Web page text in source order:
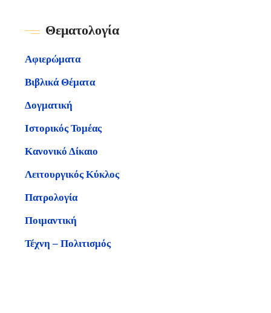
Θεματολογία
Αφιερώματα
Βιβλικά Θέματα
Δογματική
Ιστορικός Τομέας
Κανονικό Δίκαιο
Λειτουργικός Κύκλος
Πατρολογία
Ποιμαντική
Τέχνη – Πολιτισμός